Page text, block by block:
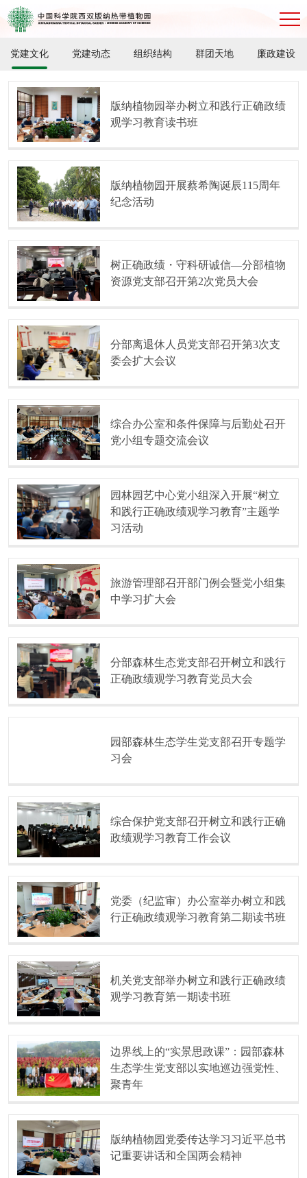
党建文化 党建动态 组织结构 群团天地 廉政建设
版纳植物园举办树立和践行正确政绩
观学习教育读书班
版纳植物园开展蔡希陶诞辰115周年
纪念活动
树正确政绩・守科研诚信—分部植物
资源党支部召开第2次党员大会
分部离退休人员党支部召开第3次支
委会扩大会议
综合办公室和条件保障与后勤处召开
党小组专题交流会议
园林园艺中心党小组深入开展“树立
和践行正确政绩观学习教育”主题学
习活动
旅游管理部召开部门例会暨党小组集
中学习扩大会
分部森林生态党支部召开树立和践行
正确政绩观学习教育党员大会
园部森林生态学生党支部召开专题学
习会
综合保护党支部召开树立和践行正确
政绩观学习教育工作会议
党委（纪监审）办公室举办树立和践
行正确政绩观学习教育第二期读书班
机关党支部举办树立和践行正确政绩
观学习教育第一期读书班
边界线上的“实景思政课”：园部森林
生态学生党支部以实地巡边强党性、
聚青年
版纳植物园党委传达学习习近平总书
记重要讲话和全国两会精神